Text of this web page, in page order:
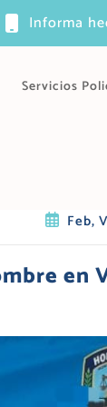
Informa
Servicios
Feb,
en